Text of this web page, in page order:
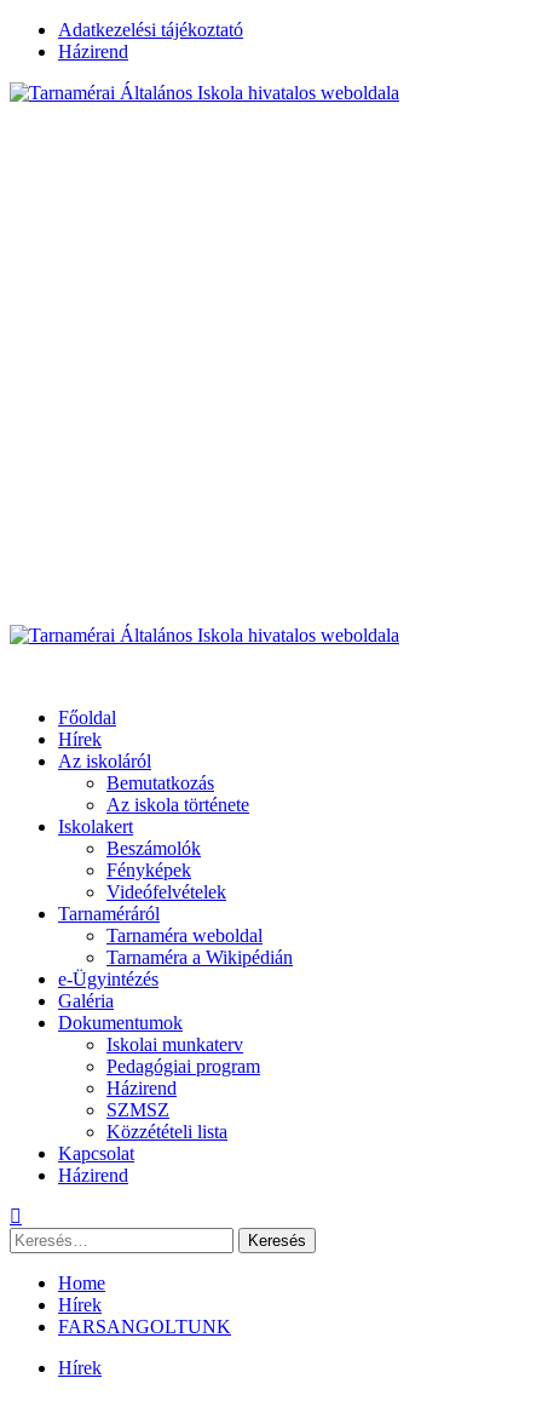
Skip
Adatkezelési tájékoztató
Házirend
Primary
Főoldal
Hírek
Az iskoláról
Bemutatkozás
Az iskola története
Iskolakert
Beszámolók
Fényképek
Videófelvételek
Tarnaméráról
Tarnaméra weboldal
Tarnaméra a Wikipédián
e-Ügyintézés
Galéria
Dokumentumok
Iskolai munkaterv
Pedagógiai program
Házirend
SZMSZ
Közzétételi lista
Kapcsolat
Házirend
Keresés:
Home
Hírek
FARSANGOLTUNK
Hírek